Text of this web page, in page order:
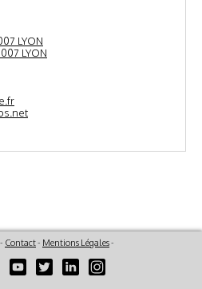
LYON
LYON
Contact- Mentions Légales-